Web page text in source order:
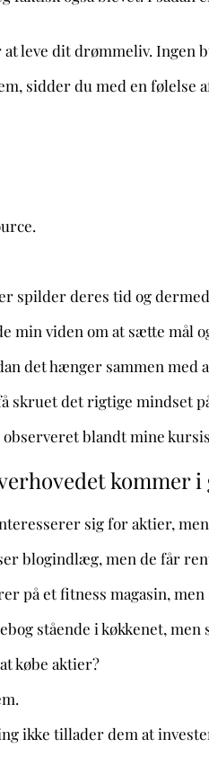
leve dit drømmeliv. Ingen
sidder du med en følelse
spilder deres tid og
min viden om at sætte mål
det hænger sammen med
skruet det rigtige mindset
blandt mine
kommer i
sig for aktier,
blogindlæg, men de får
på et fitness magasin,
stående i køkkenet, men
købe aktier?
ikke tillader dem at